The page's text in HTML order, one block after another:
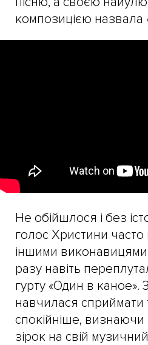
композицією назвала
Не обійшлося і без
голос Христини
іншими
разу навіть
гурту «Один в каное».
навчилася сприймати
спокійніше, визнаючи
зірок на свій